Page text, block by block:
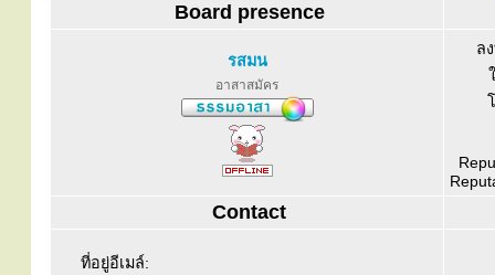
Board presence
รสมน
อาสาสมัคร
ล
Contact
ที่อยู่อีเมล์: